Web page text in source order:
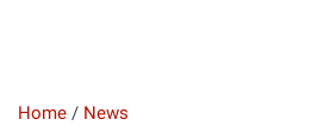
Home / News